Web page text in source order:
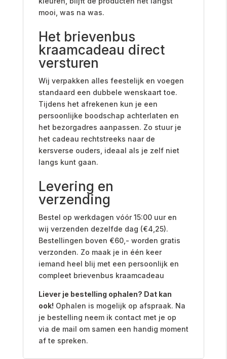
mooi, was na was.
Het brievenbus
kraamcadeau direct
versturen
Wij verpakken alles feestelijk en voegen
standaard een dubbele wenskaart toe.
Tijdens het afrekenen kun je een
persoonlijke boodschap achterlaten en
het bezorgadres aanpassen. Zo stuur je
het cadeau rechtstreeks naar de
kersverse ouders, ideaal als je zelf niet
langs kunt gaan.
Levering en
verzending
Bestel op werkdagen vóór 15:00 uur en
wij verzenden dezelfde dag (€4,25).
Bestellingen boven €60,- worden gratis
verzonden. Zo maak je in één keer
iemand heel blij met een persoonlijk en
compleet brievenbus kraamcadeau
Liever je bestelling ophalen? Dat kan
ook! Ophalen is mogelijk op afspraak. Na
je bestelling neem ik contact met je op
via de mail om samen een handig moment
af te spreken.